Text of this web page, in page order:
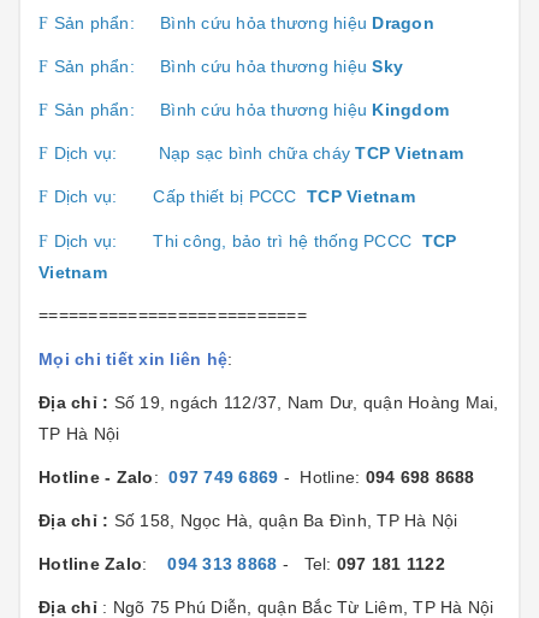
F Sản phẩn: Bình cứu hỏa thương hiệu Dragon
F Sản phẩn: Bình cứu hỏa thương hiệuSky
F Sản phẩn: Bình cứu hỏa thương hiệu Kingdom
F Dịch vụ: Nạp sạc bình chữa cháyTCP Vietnam
F Dịch vụ:Cấp thiết bị PCCC TCP Vietnam
F Dịch vụ:Thi công, bảo trì hệ thống PCCC TCP
Vietnam
===========================
Mọi chi tiết xin liên hệ:
Địa chỉ : Số 19, ngách 112/37, Nam Dư, quận Hoàng Mai,
TP Hà Nội
Hotline - Zalo:097 749 6869 - Hotline: 094 698 8688
Địa chỉ : Số 158, Ngọc Hà, quận Ba Đình, TP Hà Nội
Hotline Zalo:094 313 8868 - Tel: 097 181 1122
Địa chỉ : Ngõ 75 Phú Diễn, quận Bắc Từ Liêm, TP Hà Nội